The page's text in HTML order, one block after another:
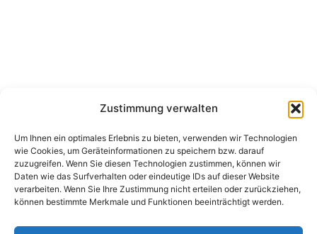
Zustimmung verwalten
Um Ihnen ein optimales Erlebnis zu bieten, verwenden wir Technologien
wie Cookies, um Geräteinformationen zu speichern bzw. darauf
zuzugreifen. Wenn Sie diesen Technologien zustimmen, können wir
Daten wie das Surfverhalten oder eindeutige IDs auf dieser Website
verarbeiten. Wenn Sie Ihre Zustimmung nicht erteilen oder zurückziehen,
können bestimmte Merkmale und Funktionen beeinträchtigt werden.
Camping Bergler GmbH
Peter-Leardi-Weg 4, 8054 Graz
Steiermark / Österreich​